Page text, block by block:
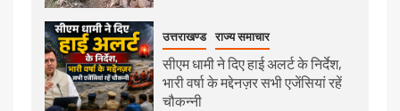
उत्तराखण्ड राज्य समाचार
सीएम धामी ने दिए हाई अलर्ट के निर्देश,
भारी वर्षा के मद्देनज़र सभी एजेंसियां रहें
चौकन्नी